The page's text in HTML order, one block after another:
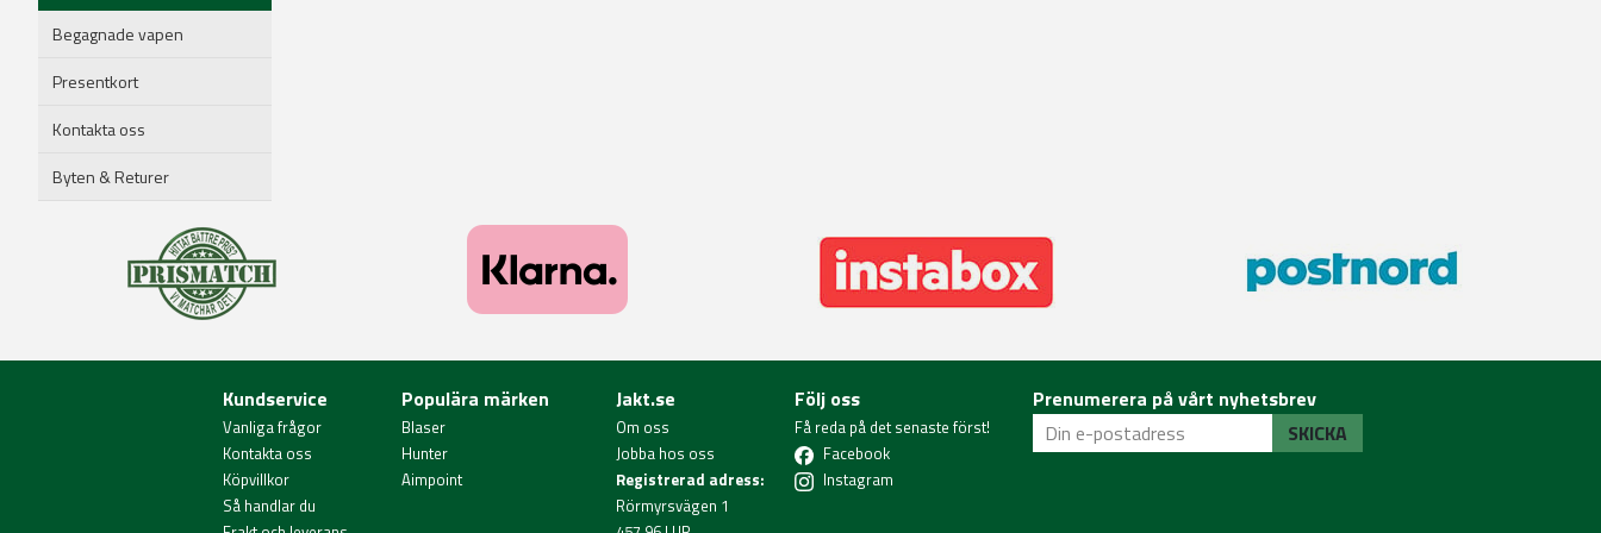
Begagnade vapen
Presentkort
Kontakta oss
Byten & Returer
Kundservice
Vanliga frågor
Kontakta oss
Köpvillkor
Så handlar du
Populära märken
Blaser
Hunter
Aimpoint
Jakt.se
Om oss
Jobba hos oss
Registrerad adress:
Rörmyrsvägen 1
Följ oss
Få reda på det senaste först!
Facebook
Instagram
Prenumerera på vårt nyhetsbrev
SKICKA